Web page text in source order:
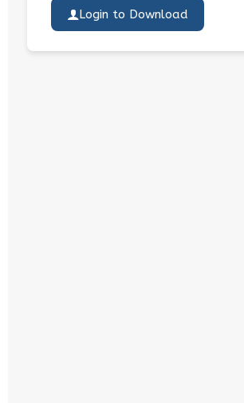
Login to Download